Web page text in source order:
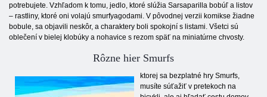
potrebujete. Vzhľadom k tomu, jedlo, ktoré slúžia Sarsaparilla bobúľ a listov
– rastliny, ktoré oni volajú smurfyagodami. V pôvodnej verzii komikse žiadne
bobule, sa objavili neskôr, a charaktery boli spokojní s listami. Všetci sú
oblečení v bielej klobúky a nohavice s rezom späť na miniatúrne chvosty.
Rôzne hier Smurfs
ktorej sa bezplatné hry Smurfs,
musíte súťažiť v pretekoch na